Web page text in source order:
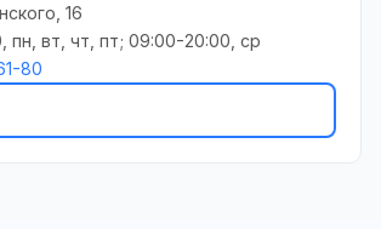
16
пн, вт, чт, пт; 09:00-20:00, ср
80